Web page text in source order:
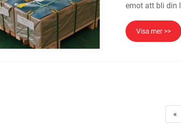
emot att bli din
Visa mer >>
«